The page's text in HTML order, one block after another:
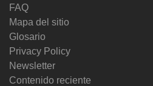
FAQ
Mapa del sitio
Glosario
Privacy Policy
Newsletter
Contenido reciente